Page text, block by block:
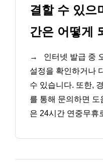
결할 수 있으
간은 어떻게
→
인터넷 발급 중
설정을 확인하거나
수 있습니다. 또한,
를 통해 문의하면 도
은 24시간 연중무휴